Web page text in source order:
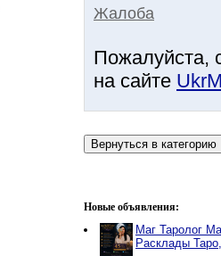
Жалоба
Пожалуйста,
на сайте
Новые объявления:
Маг Таролог
Расклады